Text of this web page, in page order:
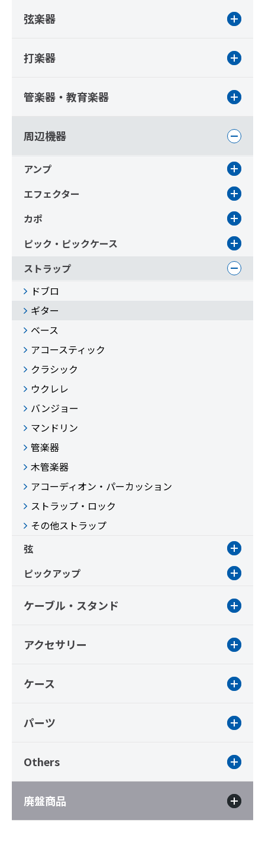
弦楽器
打楽器
管楽器・教育楽器
周辺機器
アンプ
エフェクター
カポ
ピック・ピックケース
ストラップ
ドブロ
ギター
ベース
アコースティック
クラシック
ウクレレ
バンジョー
マンドリン
管楽器
木管楽器
アコーディオン・パーカッション
ストラップ・ロック
その他ストラップ
弦
ピックアップ
ケーブル・スタンド
アクセサリー
ケース
パーツ
Others
廃盤商品